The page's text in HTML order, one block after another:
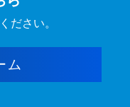
ださい。
ム